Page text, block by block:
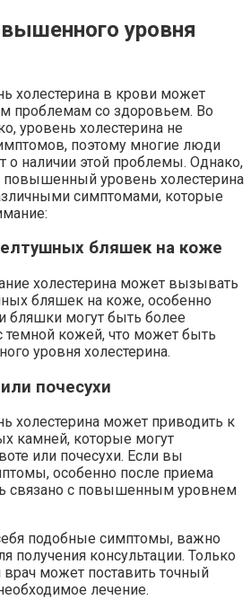
уровня
холестерина в крови может
проблемам со здоровьем. Во
уровень холестерина не
поэтому многие люди
о наличии этой проблемы. Однако,
повышенный уровень холестерина
симптомами, которые
бляшек на коже
холестерина может вызывать
бляшек на коже, особенно
бляшки могут быть более
кожей, что может быть
уровня холестерина.
почесухи
холестерина может приводить к
камней, которые могут
или почесухи. Если вы
особенно после приема
связано с повышенным уровнем
подобные симптомы, важно
получения консультации. Только
может поставить точный
лечение.